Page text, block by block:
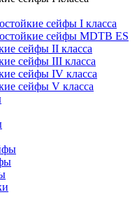
сейфы I класса
сейфы MDTB ES
сейфы II класса
сейфы III класса
сейфы IV класса
сейфы V класса